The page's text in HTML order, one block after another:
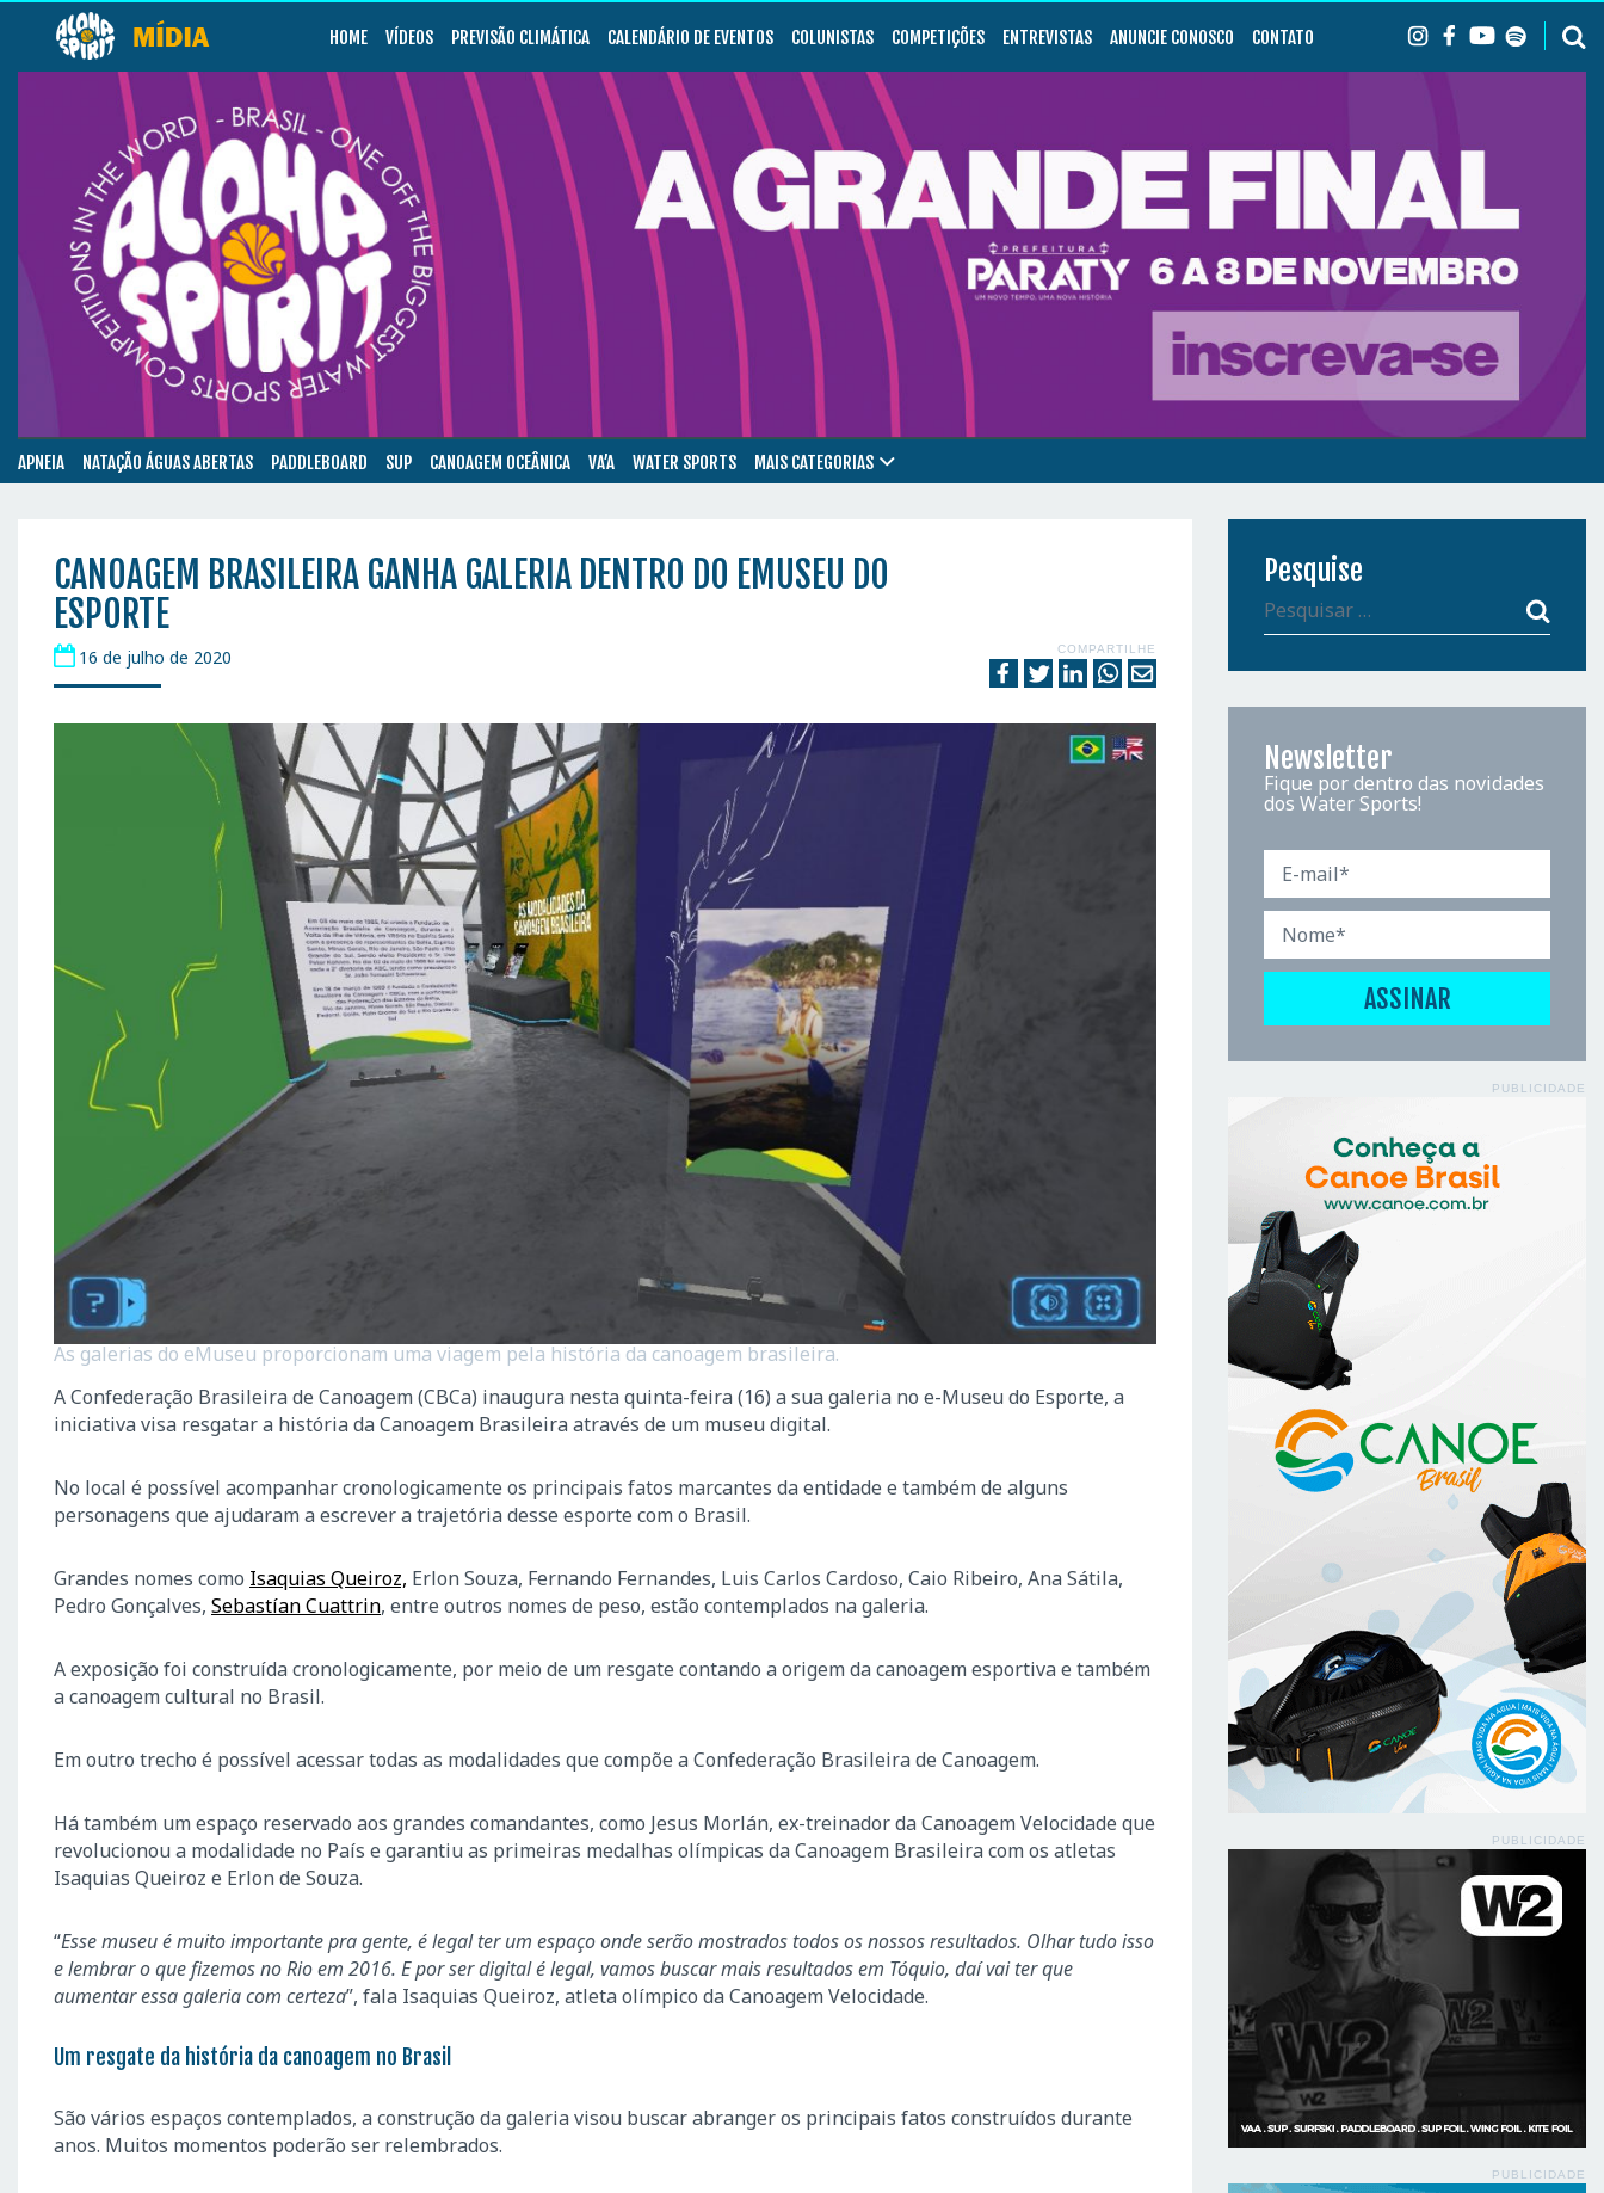
HOME VÍDEOS PREVISÃO CLIMÁTICA CALENDÁRIO DE EVENTOS COLUNISTAS COMPETIÇÕES ENTREVISTAS ANUNCIE CONOSCO CONTATO
APNEIA NATAÇÃO ÁGUAS ABERTAS PADDLEBOARD SUP CANOAGEM OCEÂNICA VA’A WATER SPORTS MAIS CATEGORIAS
CANOAGEM BRASILEIRA GANHA GALERIA DENTRO DO EMUSEU DO
ESPORTE
16 de julho de 2020 COMPARTILHE
As galerias do eMuseu proporcionam uma viagem pela história da canoagem brasileira.
A Confederação Brasileira de Canoagem (CBCa) inaugura nesta quinta-feira (16) a sua galeria no e-Museu do Esporte, a
iniciativa visa resgatar a história da Canoagem Brasileira através de um museu digital.
No local é possível acompanhar cronologicamente os principais fatos marcantes da entidade e também de alguns
personagens que ajudaram a escrever a trajetória desse esporte com o Brasil.
Grandes nomes como Isaquias Queiroz, Erlon Souza, Fernando Fernandes, Luis Carlos Cardoso, Caio Ribeiro, Ana Sátila,
Pedro Gonçalves, Sebastían Cuattrin, entre outros nomes de peso, estão contemplados na galeria.
A exposição foi construída cronologicamente, por meio de um resgate contando a origem da canoagem esportiva e também
a canoagem cultural no Brasil.
Em outro trecho é possível acessar todas as modalidades que compõe a Confederação Brasileira de Canoagem.
Há também um espaço reservado aos grandes comandantes, como Jesus Morlán, ex-treinador da Canoagem Velocidade que
revolucionou a modalidade no País e garantiu as primeiras medalhas olímpicas da Canoagem Brasileira com os atletas
Isaquias Queiroz e Erlon de Souza.
“Esse museu é muito importante pra gente, é legal ter um espaço onde serão mostrados todos os nossos resultados. Olhar tudo isso
e lembrar o que fizemos no Rio em 2016. E por ser digital é legal, vamos buscar mais resultados em Tóquio, daí vai ter que
aumentar essa galeria com certeza”, fala Isaquias Queiroz, atleta olímpico da Canoagem Velocidade.
Um resgate da história da canoagem no Brasil
São vários espaços contemplados, a construção da galeria visou buscar abranger os principais fatos construídos durante
anos. Muitos momentos poderão ser relembrados.
Pesquise
Newsletter
Fique por dentro das novidades
dos Water Sports!
PUBLICIDADE
PUBLICIDADE
PUBLICIDADE